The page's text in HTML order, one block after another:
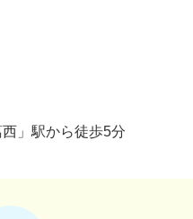
」駅から徒歩5分